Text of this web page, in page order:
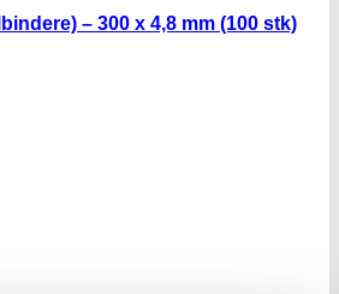
– 300 x 4,8 mm (100 stk)